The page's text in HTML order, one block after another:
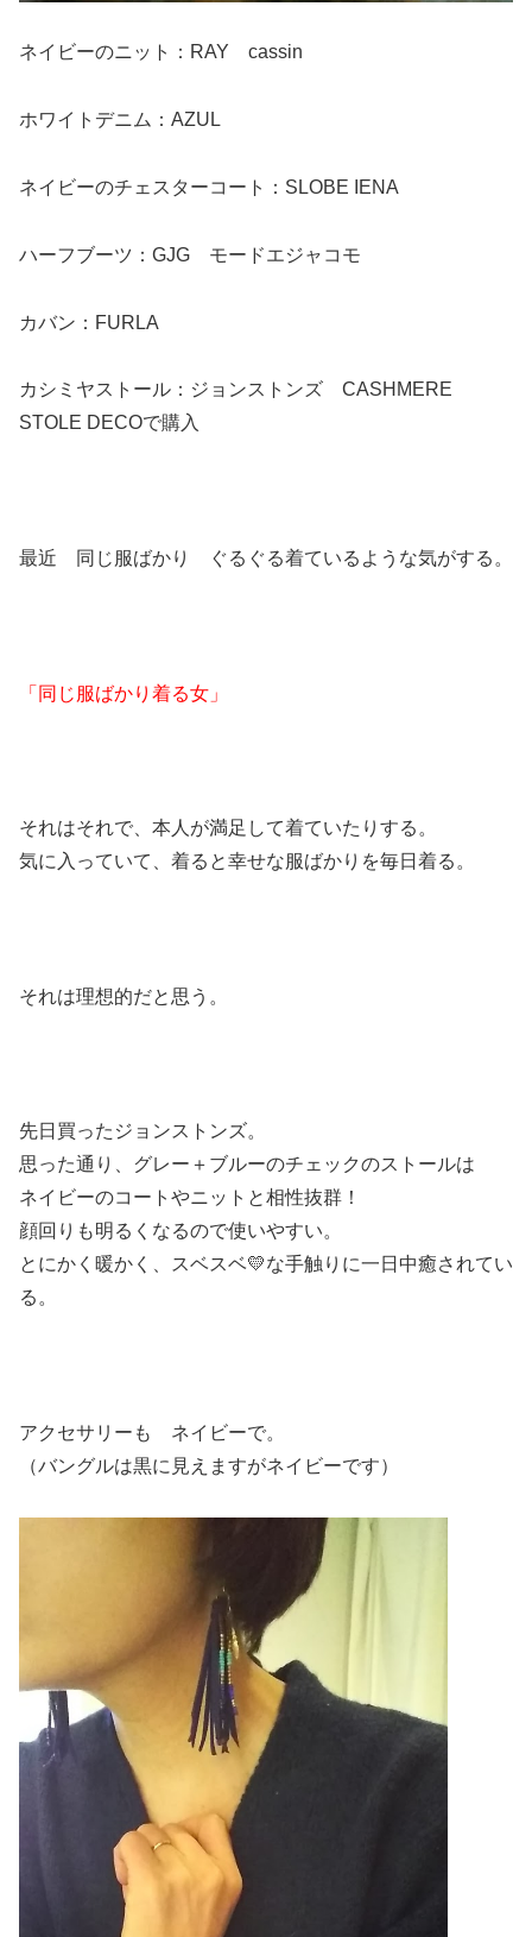
ネイビーのニット：RAY cassin
ホワイトデニム：AZUL
ネイビーのチェスターコート：SLOBE IENA
ハーフブーツ：GJG モードエジャコモ
カバン：FURLA
カシミヤストール：ジョンストンズ CASHMERE
STOLE DECOで購入
最近 同じ服ばかり ぐるぐる着ているような気がする。
「同じ服ばかり着る女」
それはそれで、本人が満足して着ていたりする。
気に入っていて、着ると幸せな服ばかりを毎日着る。
それは理想的だと思う。
先日買ったジョンストンズ。
思った通り、グレー＋ブルーのチェックのストールは
ネイビーのコートやニットと相性抜群！
顔回りも明るくなるので使いやすい。
とにかく暖かく、スベスベ💛な手触りに一日中癒されてい
る。
アクセサリーも ネイビーで。
（バングルは黒に見えますがネイビーです）